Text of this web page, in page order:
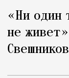
«Ни один
не
Свешников